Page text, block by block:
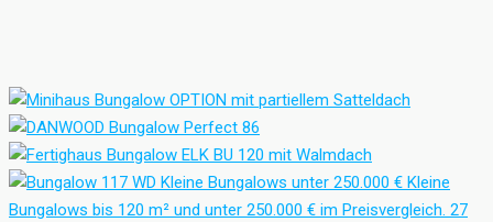
Kleine Bungalows unter 250.000 € Kleine
Bungalows bis 120 m² und unter 250.000 € im Preisvergleich. 27